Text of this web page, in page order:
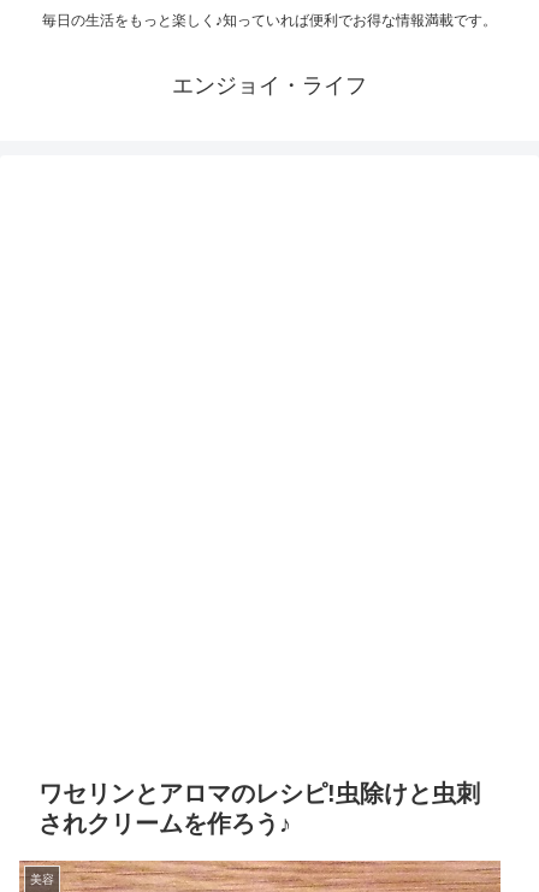
毎日の生活をもっと楽しく♪知っていれば便利でお得な情報満載です。
エンジョイ・ライフ
ワセリンとアロマのレシピ!虫除けと虫刺
されクリームを作ろう♪
美容